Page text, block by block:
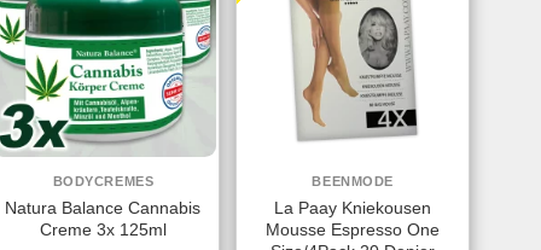
BODYCREMES
Natura Balance Cannabis
Creme 3x 125ml
BEENMODE
La Paay Kniekousen
Mousse Espresso One